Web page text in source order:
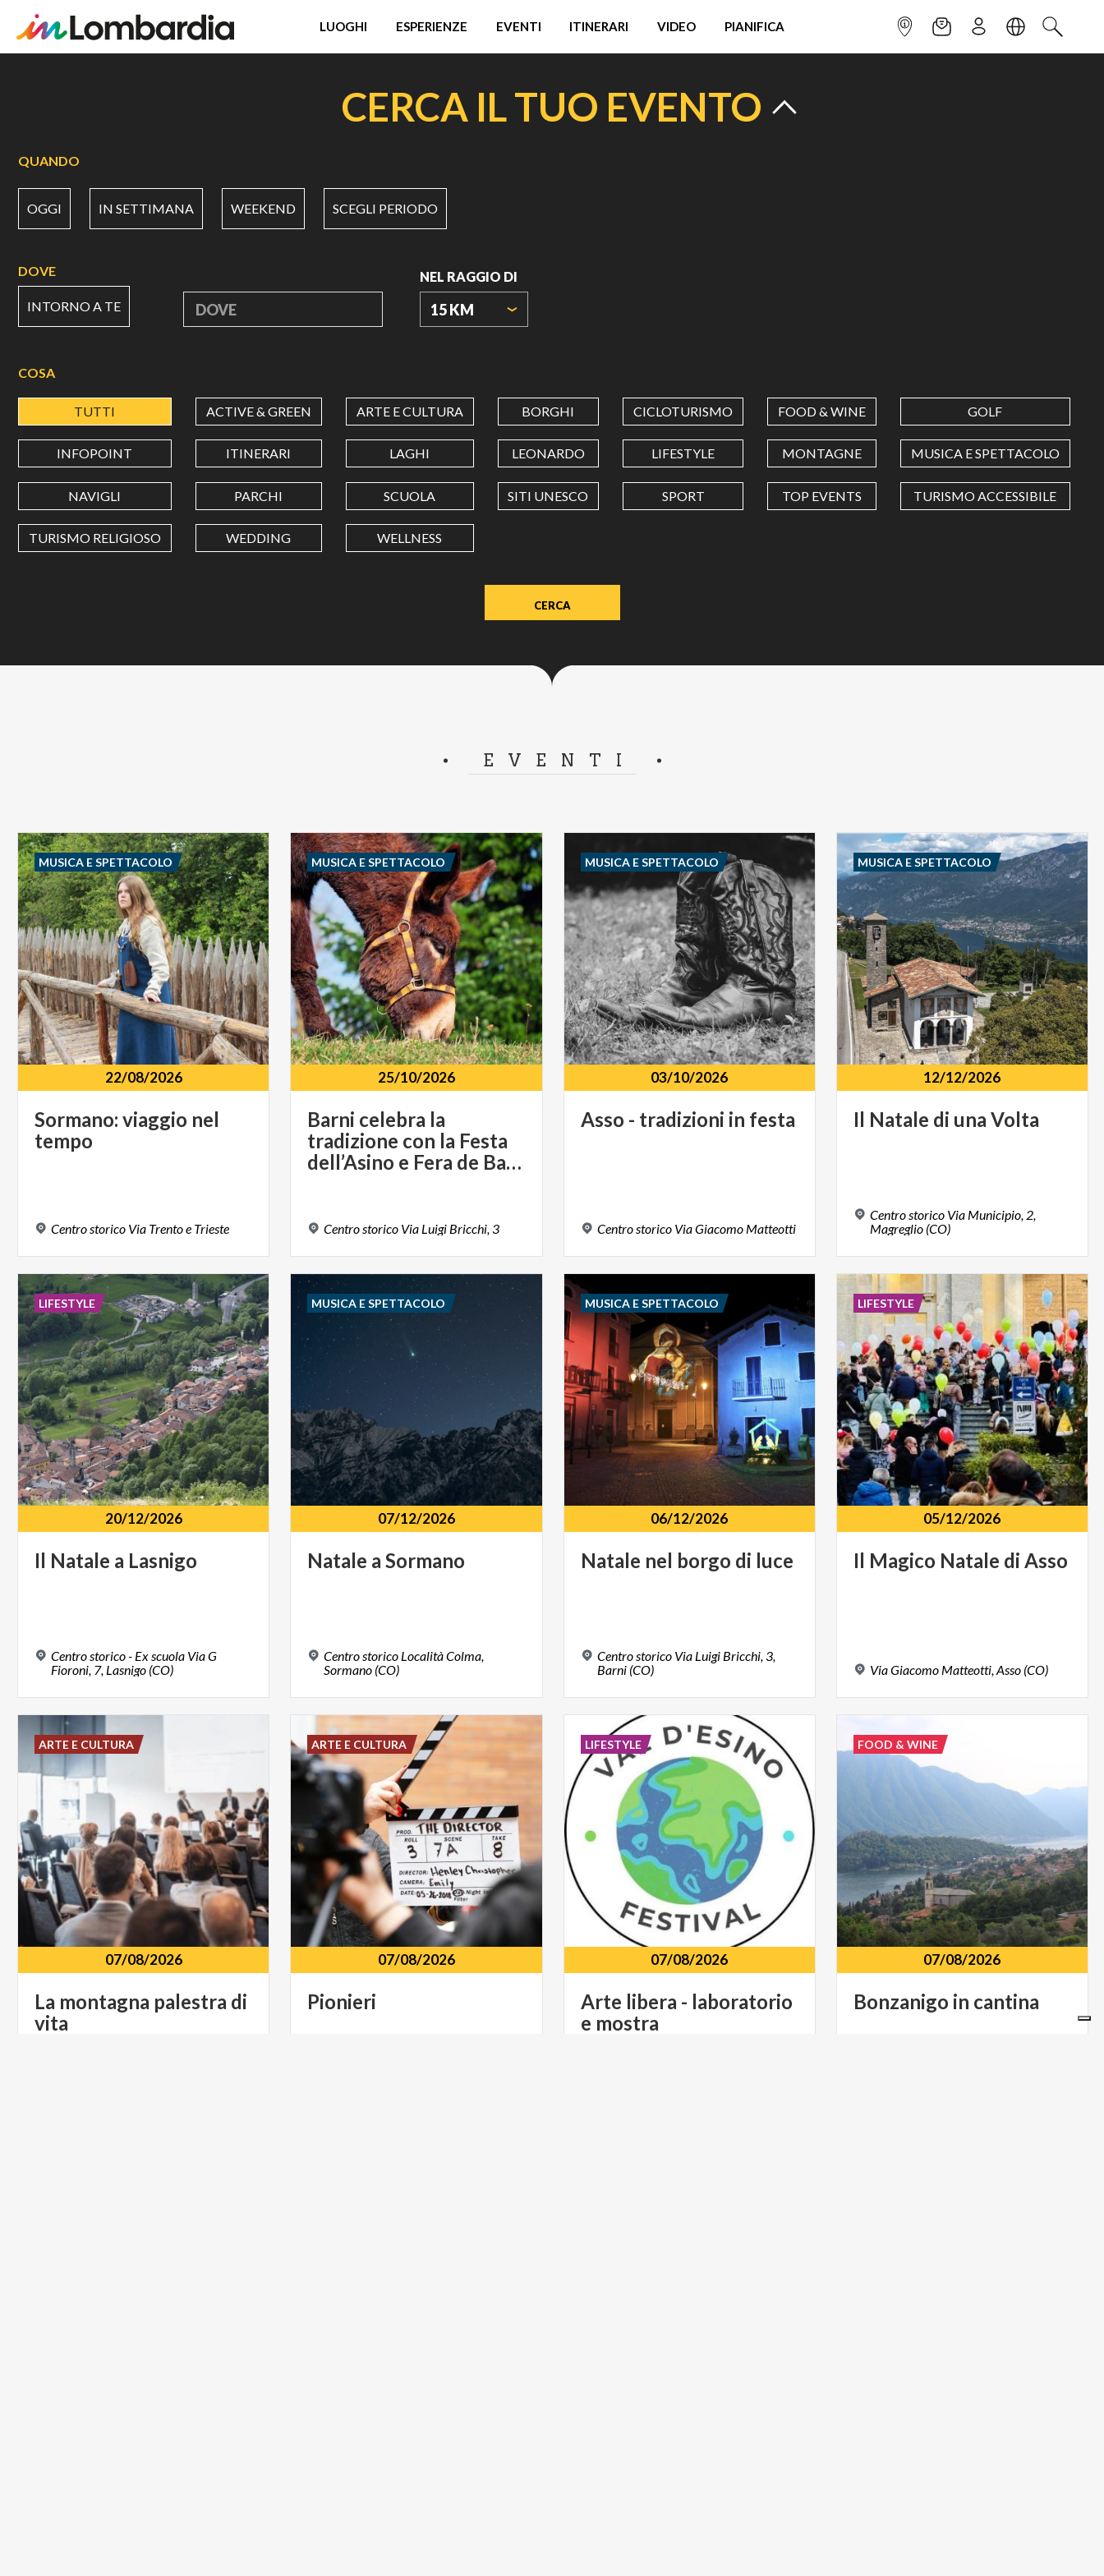
LUOGHI ESPERIENZE EVENTI ITINERARI VIDEO PIANIFICA INFOPOINTNEWSLETTER
ISCRIVITILINGUACERCA
CERCA IL TUO EVENTO
QUANDO
OGGI IN SETTIMANA WEEKEND SCEGLI PERIODO
DOVE
INTORNO A TE DOVE
NEL RAGGIO DI
15 KM
LONGITUDINE
dot
COSA
TUTTI ACTIVE & GREEN ARTE E CULTURA BORGHI CICLOTURISMO FOOD & WINE GOLF
INFOPOINT ITINERARI LAGHI LEONARDO LIFESTYLE MONTAGNE MUSICA E SPETTACOLO
NAVIGLI PARCHI SCUOLA SITI UNESCO SPORT TOP EVENTS TURISMO ACCESSIBILE
TURISMO RELIGIOSO WEDDING WELLNESS
EVENTI
22/08/2026
Sormano: viaggio nel
tempo
Centro storico Via Trentoe Trieste
MUSICA E SPETTACOLO
25/10/2026
Barni celebra la
tradizione con la Festa
dell’Asino e Fera de Barni
Centro storico Via Luigi Bricchi, 3
MUSICA E SPETTACOLO
03/10/2026
Asso - tradizioni in festa
Centro storico ViaGiacomo Matteotti
MUSICA E SPETTACOLO
12/12/2026
Il Natale di una Volta
Centro storico Via Municipio, 2,
Magreglio (CO)
MUSICA E SPETTACOLO
20/12/2026
Il Natale a Lasnigo
Centro storico - Ex scuola Via G
Fioroni, 7, Lasnigo (CO)
LIFESTYLE
07/12/2026
Natale a Sormano
Centro storico Località Colma,
Sormano (CO)
MUSICA E SPETTACOLO
06/12/2026
Natale nel borgo di luce
Centro storico Via Luigi Bricchi, 3,
Barni (CO)
MUSICA E SPETTACOLO
05/12/2026
Il Magico Natale di Asso
ViaGiacomo Matteotti, Asso (CO)
LIFESTYLE
07/08/2026
La montagna palestra di
vita
ARTE E CULTURA
07/08/2026
Pionieri
ARTE E CULTURA
07/08/2026
Arte libera - laboratorio
e mostra
LIFESTYLE
07/08/2026
Bonzanigo in cantina
FOOD & WINE